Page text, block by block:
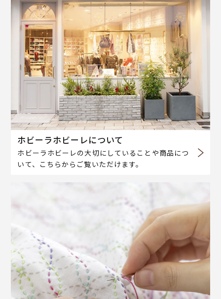
ホビーラホビーレについて
ホビーラホビーレの大切にしていることや商品につ
いて、こちらからご覧いただけます。